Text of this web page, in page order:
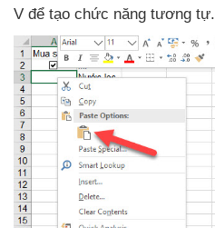
V để tạo chức năng tương tự.